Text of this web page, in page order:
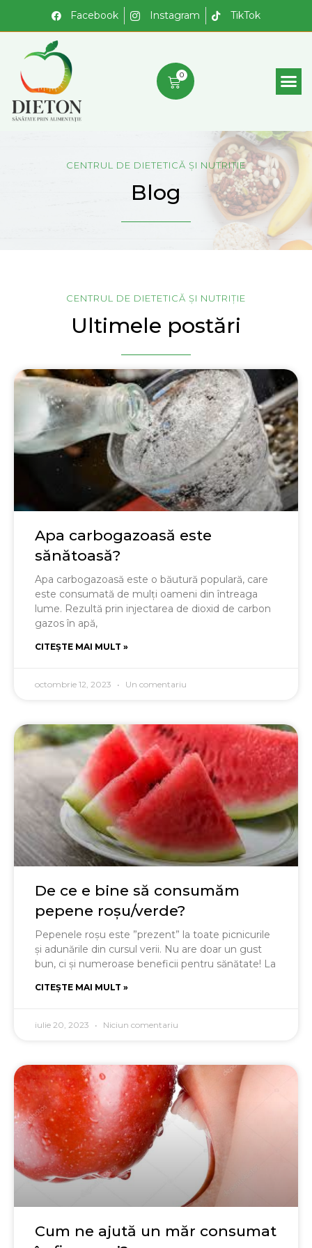
Facebook Instagram TikTok
0
CENTRUL DE DIETETICĂ ȘI NUTRIȚIE
Blog
CENTRUL DE DIETETICĂ ȘI NUTRIȚIE
Ultimele postări
Apa carbogazoasă este
sănătoasă?
Apa carbogazoasă este o băutură populară, care
este consumată de mulți oameni din întreaga
lume. Rezultă prin injectarea de dioxid de carbon
gazos în apă,
CITEȘTE MAI MULT »
octombrie 12, 2023 Un comentariu
De ce e bine să consumăm
pepene roșu/verde?
Pepenele roșu este ”prezent” la toate picnicurile
și adunările din cursul verii. Nu are doar un gust
bun, ci și numeroase beneficii pentru sănătate! La
CITEȘTE MAI MULT »
iulie 20, 2023 Niciun comentariu
Cum ne ajută un măr consumat